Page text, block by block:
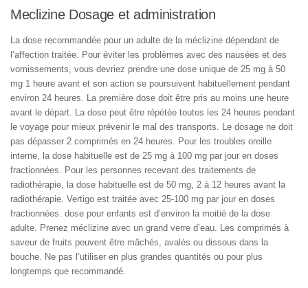
Meclizine Dosage et administration
La dose recommandée pour un adulte de la méclizine dépendant de
l’affection traitée. Pour éviter les problèmes avec des nausées et des
vomissements, vous devriez prendre une dose unique de 25 mg à 50
mg 1 heure avant et son action se poursuivent habituellement pendant
environ 24 heures. La première dose doit être pris au moins une heure
avant le départ. La dose peut être répétée toutes les 24 heures pendant
le voyage pour mieux prévenir le mal des transports. Le dosage ne doit
pas dépasser 2 comprimés en 24 heures. Pour les troubles oreille
interne, la dose habituelle est de 25 mg à 100 mg par jour en doses
fractionnées. Pour les personnes recevant des traitements de
radiothérapie, la dose habituelle est de 50 mg, 2 à 12 heures avant la
radiothérapie. Vertigo est traitée avec 25-100 mg par jour en doses
fractionnées. dose pour enfants est d’environ la moitié de la dose
adulte. Prenez méclizine avec un grand verre d’eau. Les comprimés à
saveur de fruits peuvent être mâchés, avalés ou dissous dans la
bouche. Ne pas l’utiliser en plus grandes quantités ou pour plus
longtemps que recommandé.